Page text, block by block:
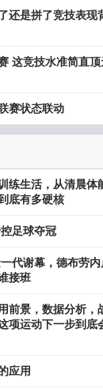
还是拼了竞技表现
这竞技水准简直
赛状态联动
练生活，从清晨体
底有多硬核
足球夺冠
代谢幕，德布劳
接班
前景，数据分析，
项运动下一步到底
应用